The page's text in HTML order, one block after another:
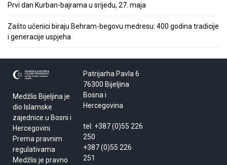
Prvi dan Kurban-bajrama u srijedu, 27. maja
Zašto učenici biraju Behram-begovu medresu: 400 godina tradicije
i generacije uspjeha
Medžlis Bijeljina je
dio Islamske
zajednice u Bosni i
Hercegovini.
Prema pravnim
regulativama
Medžlis je pravno
Patrijarha Pavla 6
76300 Bijeljina
Bosna i
Hercegovina
tel: +387 (0)55 226
250
+387 (0)55 226
251